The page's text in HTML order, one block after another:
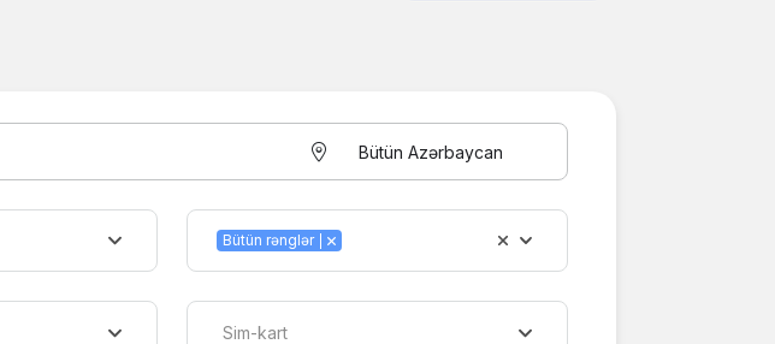
Bütün Azərbaycan
Bütün rənglər
Sim-kart